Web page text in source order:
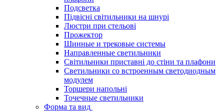
Подсветка
Підвісні світильники на шнурі
Люстри при стельові
Прожектор
Шинные и трековые системы
Направленные светильники
Світильники приставні до стіни та плафони
Светильники со встроенным светодиодным
модулем
Торшери напольні
Точечные светильники
Форма та вид